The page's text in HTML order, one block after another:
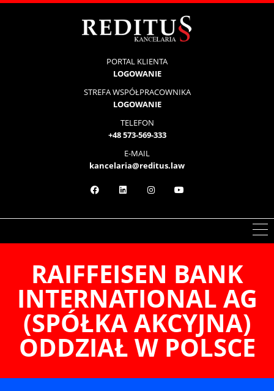
PORTAL KLIENTA
LOGOWANIE
STREFA WSPÓŁPRACOWNIKA
LOGOWANIE
TELEFON
+48 573-569-333
E-MAIL
kancelaria@reditus.law
RAIFFEISEN BANK
INTERNATIONAL AG
(SPÓŁKA AKCYJNA)
ODDZIAŁ W POLSCE